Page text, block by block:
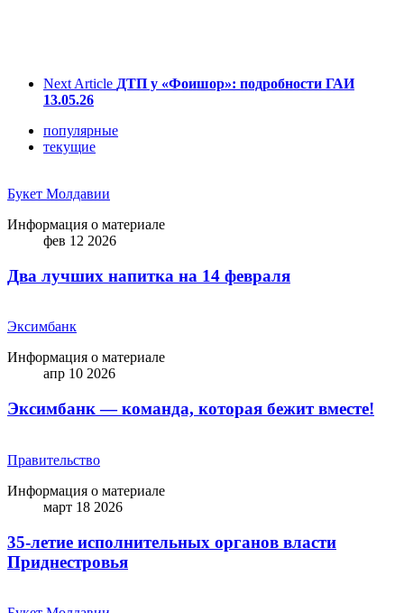
Next Article ДТП у «Фоишор»: подробности ГАИ
13.05.26
популярные
текущие
Букет Молдавии
Информация о материале
фев 12 2026
Два лучших напитка на 14 февраля
Эксимбанк
Информация о материале
апр 10 2026
Эксимбанк — команда, которая бежит вместе!
Правительство
Информация о материале
март 18 2026
35-летие исполнительных органов власти
Приднестровья